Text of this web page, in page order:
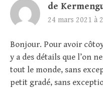
de
24 mars 2021 à
Bonjour. Pour avoir
y a des détails que l’on
tout le monde, sans
petit gradé, sans